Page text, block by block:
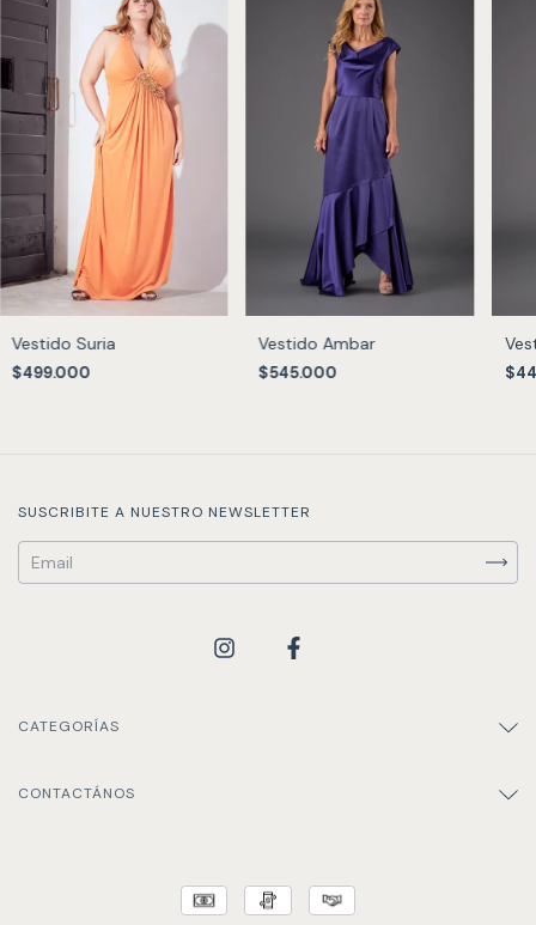
Vestido Suria
$499.000
Vestido Ambar
$545.000
SUSCRIBITE A NUESTRO NEWSLETTER
CATEGORÍAS
CONTACTÁNOS